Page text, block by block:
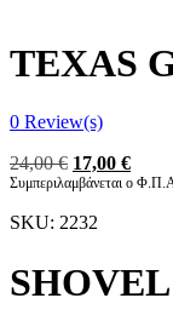
TEXAS
0 Review(s)
24,00€ Original
price
24,00 €.
17,00 €Η
Συμπεριλαμβάνεται ο
SKU: 2232